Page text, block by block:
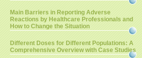
Main Barriers in Reporting Adverse
Reactions by Healthcare Professionals and
How to Change the Situation
Different Doses for Different Populations: A
Comprehensive Overview with Case Studies